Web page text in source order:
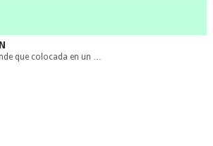
que colocada en un …